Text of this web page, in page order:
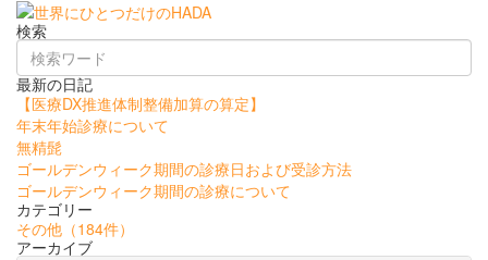
検索
最新の日記
【医療DX推進体制整備加算の算定】
年末年始診療について
無精髭
ゴールデンウィーク期間の診療日および受診方法
ゴールデンウィーク期間の診療について
カテゴリー
その他 （184件）
アーカイブ